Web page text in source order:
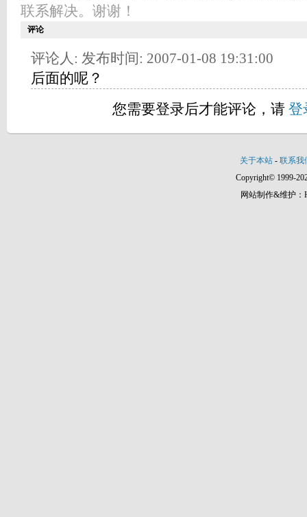
联系解决。谢谢！
评论
评论人: 发布时间: 2007-01-08 19:31:00
后面的呢？
您需要登录后才能评论，请 登
关于本站 - 联系我
Copyright© 1999-
网站制作&维护